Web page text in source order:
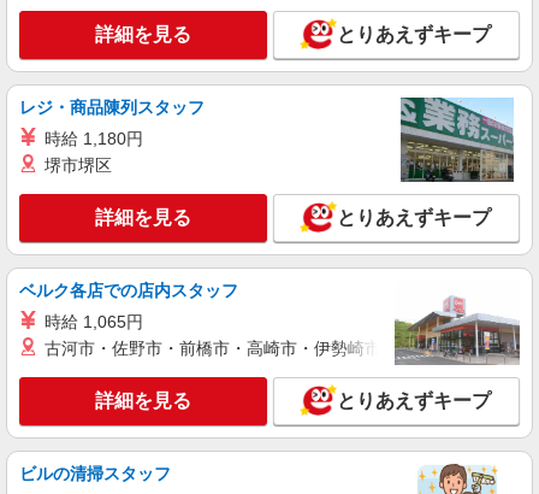
株式会社kotrio /●KT-H-2092779
【滝井】自分のペースでのんびりお仕事＊病院
でカンタン補助等
時給1600円〜2250円 ＜日払い有/週払い有/交
詳細を見る
派遣社員
（株）ウィルオブ・ワークCW 大阪支店/ms270101
看護助手
大阪府守口市大日周辺
詳細を見る
詳細を見る とりあえずキープ
レジ・商品陳列スタッフ
時給 1,180円
堺市堺区
詳細を見る とりあえずキープ
ベルク各店での店内スタッフ
時給 1,065円
古河市・佐野市・前橋市・高崎市・伊勢崎市・太田市・館林市
詳細を見る とりあえずキープ
ビルの清掃スタッフ